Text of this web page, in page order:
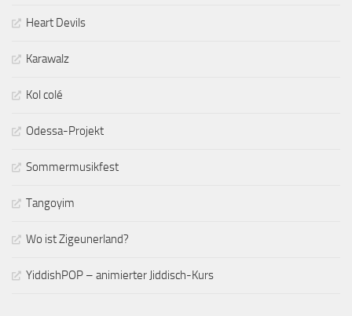
Heart Devils
Karawalz
Kol colé
Odessa-Projekt
Sommermusikfest
Tangoyim
Wo ist Zigeunerland?
YiddishPOP – animierter Jiddisch-Kurs